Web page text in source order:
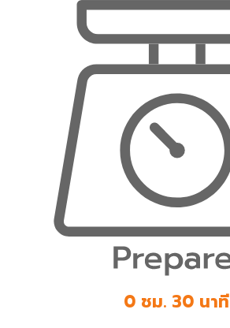
0 ชม. 30 นาที